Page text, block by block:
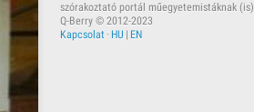
szórakoztató portál műegyetemistáknak (is)
Q-Berry © 2012-2023
Kapcsolat · HU | EN